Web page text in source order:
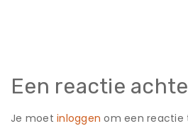
Een reactie
Je moet inloggen om een reactie